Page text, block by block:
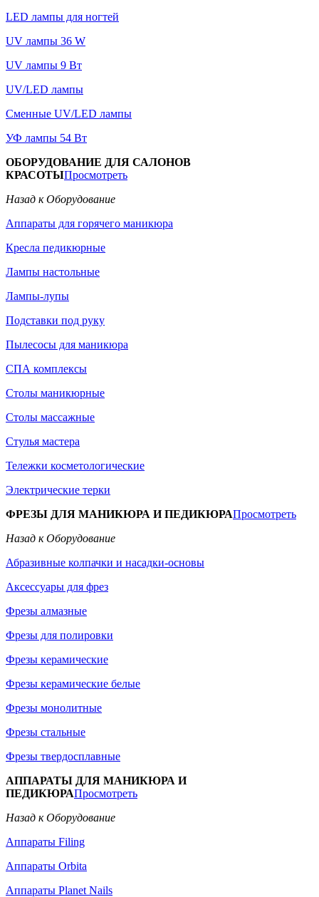
LED лампы для ногтей
UV лампы 36 W
UV лампы 9 Вт
UV/LED лампы
Сменные UV/LED лампы
УФ лампы 54 Вт
ОБОРУДОВАНИЕ ДЛЯ САЛОНОВ
КРАСОТЫПросмотреть
Назад к Оборудование
Аппараты для горячего маникюра
Кресла педикюрные
Лампы настольные
Лампы-лупы
Подставки под руку
Пылесосы для маникюра
СПА комплексы
Столы маникюрные
Столы массажные
Стулья мастера
Тележки косметологические
Электрические терки
ФРЕЗЫ ДЛЯ МАНИКЮРА И ПЕДИКЮРАПросмотреть
Назад к Оборудование
Абразивные колпачки и насадки-основы
Аксессуары для фрез
Фрезы алмазные
Фрезы для полировки
Фрезы керамические
Фрезы керамические белые
Фрезы монолитные
Фрезы стальные
Фрезы твердосплавные
АППАРАТЫ ДЛЯ МАНИКЮРА И
ПЕДИКЮРАПросмотреть
Назад к Оборудование
Аппараты Filing
Аппараты Orbita
Аппараты Planet Nails